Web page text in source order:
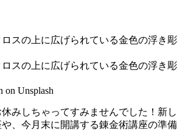
on Unsplash
みしちゃってすみませんでした！新し
、今月末に開講する錬金術講座の準備